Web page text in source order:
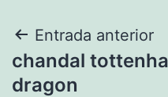
Navegación
de
Entrada anterior
chandal
dragon